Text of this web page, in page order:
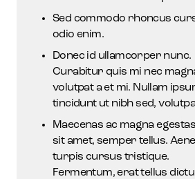
Sed commodo rhoncus
odio enim.
Donec id ullamcorper nunc.
Curabitur quis mi nec
volutpat a et mi. Nullam
tincidunt ut nibh sed,
Maecenas ac magna
sit amet, semper tellus.
turpis cursus tristique.
Fermentum, erat tellus